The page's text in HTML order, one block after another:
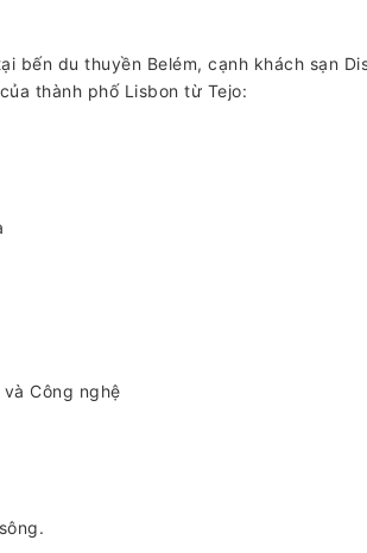
bến du thuyền Belém, cạnh khách sạn
thành phố Lisbon từ Tejo:
Công nghệ